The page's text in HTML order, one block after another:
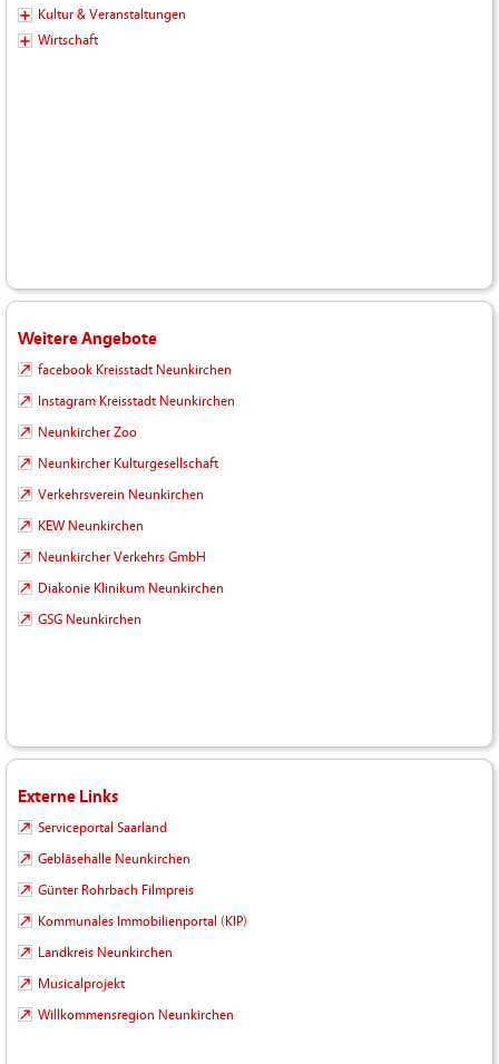
Kultur & Veranstaltungen
Wirtschaft
Weitere Angebote
facebook Kreisstadt Neunkirchen
Instagram Kreisstadt Neunkirchen
Neunkircher Zoo
Neunkircher Kulturgesellschaft
Verkehrsverein Neunkirchen
KEW Neunkirchen
Neunkircher Verkehrs GmbH
Diakonie Klinikum Neunkirchen
GSG Neunkirchen
Externe Links
Serviceportal Saarland
Gebläsehalle Neunkirchen
Günter Rohrbach Filmpreis
Kommunales Immobilienportal (KIP)
Landkreis Neunkirchen
Musicalprojekt
Willkommensregion Neunkirchen